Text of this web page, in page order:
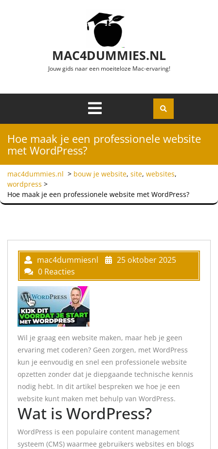
MAC4DUMMIES.NL
Jouw gids naar een moeiteloze Mac-ervaring!
Openen
Hoe maak je een professionele website
met WordPress?
mac4dummies.nl > bouw je website, site, websites,
wordpress >
Hoe maak je een professionele website met WordPress?
mac4dummiesnl
25 oktober 2025
0 Reacties
Wil je graag een website maken, maar heb je geen
ervaring met coderen? Geen zorgen, met WordPress
kun je eenvoudig en snel een professionele website
opzetten zonder dat je diepgaande technische kennis
nodig hebt. In dit artikel bespreken we hoe je een
website kunt maken met behulp van WordPress.
Wat is WordPress?
WordPress is een populaire content management
systeem (CMS) waarmee gebruikers websites en blogs